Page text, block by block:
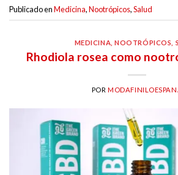
Publicado enMedicina,Nootrópicos,Salud
MEDICINA ,NOOTRÓPICOS
Rhodiola rosea como
POR